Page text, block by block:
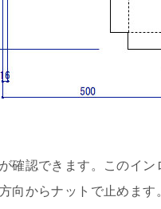
確認できます。このイ
向からナットで止めます